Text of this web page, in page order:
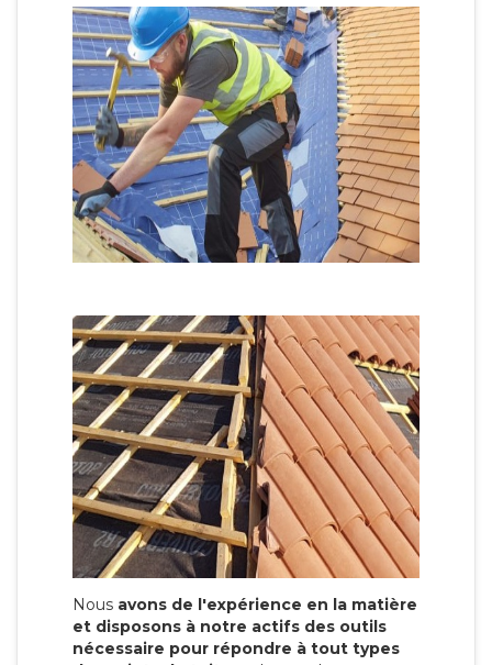
Nous avons de l'expérience en la matière
et disposons à notre actifs des outils
nécessaire pour répondre à tout types